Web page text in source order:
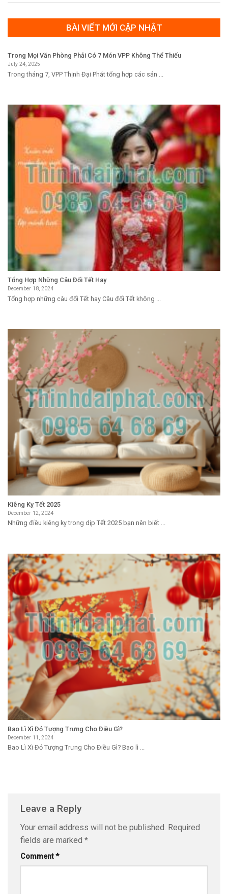
BÀI VIẾT MỚI CẬP NHẬT
Trong Mọi Văn Phòng Phải Có 7 Món VPP Không Thể Thiếu
July 24, 2025
Trong tháng 7, VPP Thịnh Đại Phát tổng hợp các sản ...
Tổng Hợp Những Câu Đối Tết Hay
December 18, 2024
Tổng hợp những câu đối Tết hay Câu đối Tết không ...
Kiêng Kỵ Tết 2025
December 12, 2024
Những điều kiêng kỵ trong dịp Tết 2025 bạn nên biết ...
Bao Lì Xì Đỏ Tượng Trưng Cho Điều Gì?
December 11, 2024
Bao Lì Xì Đỏ Tượng Trưng Cho Điều Gì? Bao lì ...
Leave a Reply
Your email address will not be published. Required
fields are marked *
Comment*